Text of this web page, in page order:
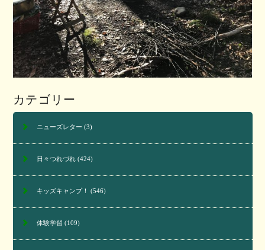
カテゴリー
ニューズレター (3)
日々つれづれ(424)
キッズキャンプ！ (546)
体験学習 (109)